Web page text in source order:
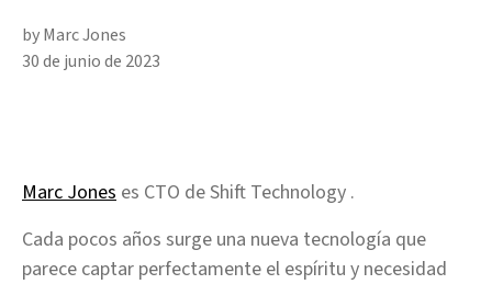
by Marc Jones
30 de junio de 2023
Marc Jones es CTO de Shift Technology .
Cada pocos años surge una nueva tecnología que
parece captar perfectamente el espíritu y necesidad